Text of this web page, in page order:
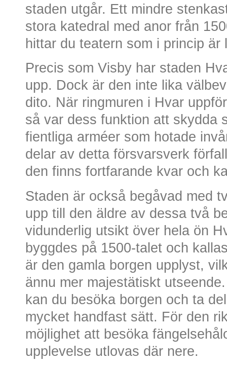
staden utgår. Ett mindre
stora katedral med anor från
hittar du teatern som i princip
Precis som Visby har staden
upp. Dock är den inte lika
dito. När ringmuren i Hvar
så var dess funktion att skydda
fientliga arméer som hotade
delar av detta försvarsverk
den finns fortfarande kvar och
Staden är också begåvad med
upp till den äldre av dessa två
vidunderlig utsikt över hela ön
byggdes på 1500-talet och
är den gamla borgen upplyst,
ännu mer majestätiskt
kan du besöka borgen och ta
mycket handfast sätt. För den
möjlighet att besöka
upplevelse utlovas där nere.